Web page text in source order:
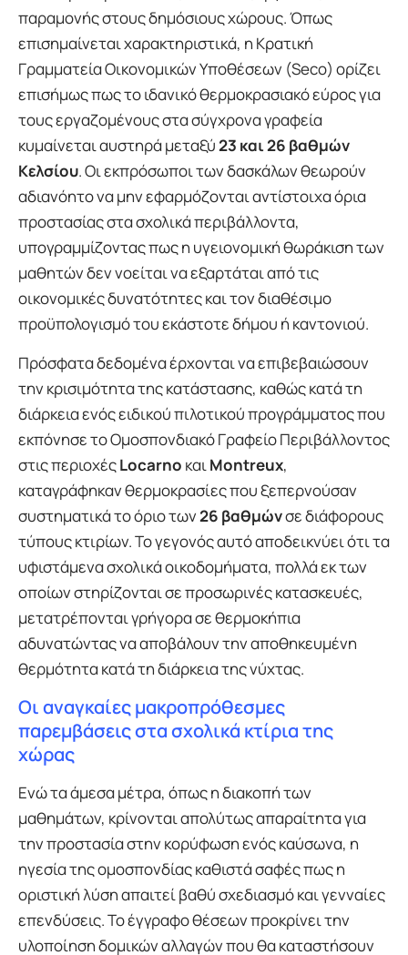
παραμονής στους δημόσιους χώρους. Όπως
επισημαίνεται χαρακτηριστικά, η Κρατική
Γραμματεία Οικονομικών Υποθέσεων (Seco) ορίζει
επισήμως πως το ιδανικό θερμοκρασιακό εύρος για
τους εργαζομένους στα σύγχρονα γραφεία
κυμαίνεται αυστηρά μεταξύ23 και 26 βαθμών
Κελσίου. Οι εκπρόσωποι των δασκάλων θεωρούν
αδιανόητο να μην εφαρμόζονται αντίστοιχα όρια
προστασίας στα σχολικά περιβάλλοντα,
υπογραμμίζοντας πως η υγειονομική θωράκιση των
μαθητών δεν νοείται να εξαρτάται από τις
οικονομικές δυνατότητες και τον διαθέσιμο
προϋπολογισμό του εκάστοτε δήμου ή καντονιού.
Πρόσφατα δεδομένα έρχονται να επιβεβαιώσουν
την κρισιμότητα της κατάστασης, καθώς κατά τη
διάρκεια ενός ειδικού πιλοτικού προγράμματος που
εκπόνησε το Ομοσπονδιακό Γραφείο Περιβάλλοντος
στις περιοχέςLocarno καιMontreux,
καταγράφηκαν θερμοκρασίες που ξεπερνούσαν
συστηματικά το όριο των26 βαθμώνσε διάφορους
τύπους κτιρίων. Το γεγονός αυτό αποδεικνύει ότι τα
υφιστάμενα σχολικά οικοδομήματα, πολλά εκ των
οποίων στηρίζονται σε προσωρινές κατασκευές,
μετατρέπονται γρήγορα σε θερμοκήπια
αδυνατώντας να αποβάλουν την αποθηκευμένη
θερμότητα κατά τη διάρκεια της νύχτας.
Οι αναγκαίες μακροπρόθεσμες
παρεμβάσεις στα σχολικά κτίρια της
χώρας
Ενώ τα άμεσα μέτρα, όπως η διακοπή των
μαθημάτων, κρίνονται απολύτως απαραίτητα για
την προστασία στην κορύφωση ενός καύσωνα, η
ηγεσία της ομοσπονδίας καθιστά σαφές πως η
οριστική λύση απαιτεί βαθύ σχεδιασμό και γενναίες
επενδύσεις. Το έγγραφο θέσεων προκρίνει την
υλοποίηση δομικών αλλαγών που θα καταστήσουν